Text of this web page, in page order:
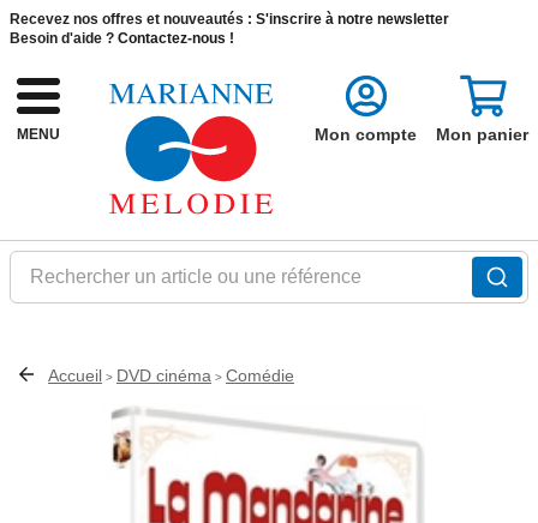
Recevez nos offres et nouveautés : S'inscrire à notre newsletter
Besoin d'aide ? Contactez-nous !
MENU
Rechercher un article ou une référence
Mon compte Mon panier
Accueil > DVD cinéma > Comédie